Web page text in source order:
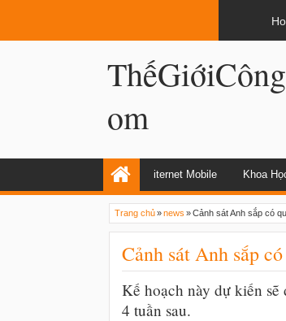
om
iternet Mobile Khoa
Trang chủ»news »Cảnh sát Anh sắp có
Cảnh sát Anh sắp
Kế hoạch này dự kiến
4 tuần sau.